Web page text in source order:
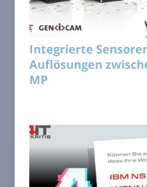
Integrierte
Auflösungen
MP